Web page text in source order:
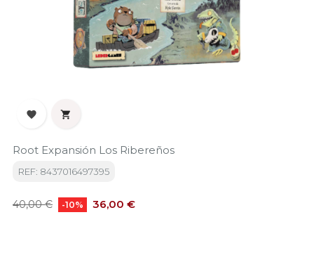
 
Root Expansión Los Ribereños
REF: 8437016497395
Precio
40,00 € -10% Precio
36,00 €